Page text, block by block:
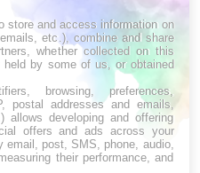
3
store and access information on
etc.), combine and share
whether collected on this
by some of us, or obtained
browsing, preferences,
postal addresses and emails,
allows developing and offering
offers and ads across your
email, post, SMS, phone, audio,
their performance, and